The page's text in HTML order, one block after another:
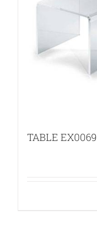
TABLE EX0069